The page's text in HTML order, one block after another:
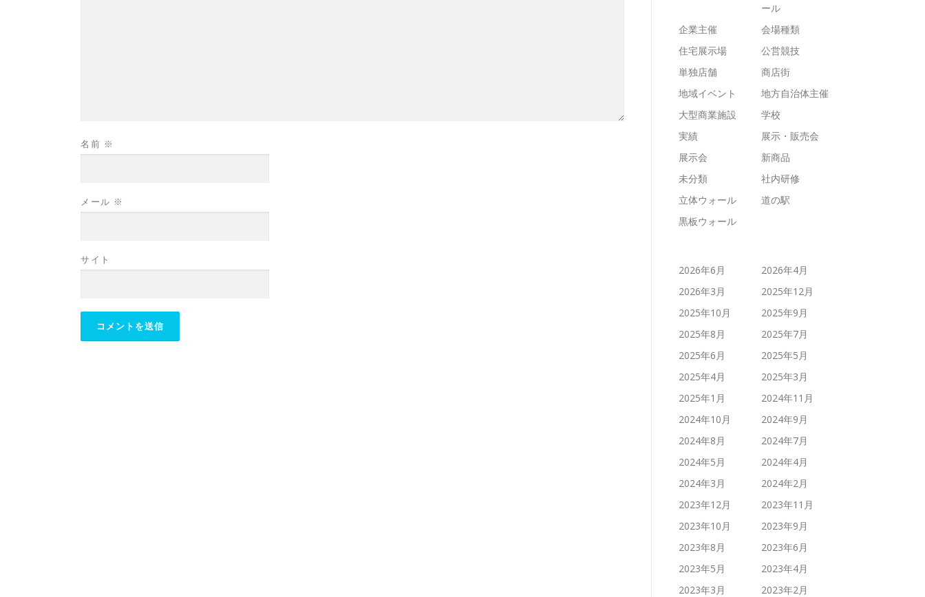
名前 ※
メール ※
サイト
ール
企業主催
会場種類
住宅展示場
公営競技
単独店舗
商店街
地域イベント
地方自治体主催
大型商業施設
学校
実績
展示・販売会
展示会
新商品
未分類
社内研修
立体ウォール
道の駅
黒板ウォール
2026年6月
2026年4月
2026年3月
2025年12月
2025年10月
2025年9月
2025年8月
2025年7月
2025年6月
2025年5月
2025年4月
2025年3月
2025年1月
2024年11月
2024年10月
2024年9月
2024年8月
2024年7月
2024年5月
2024年4月
2024年3月
2024年2月
2023年12月
2023年11月
2023年10月
2023年9月
2023年8月
2023年6月
2023年5月
2023年4月
2023年3月
2023年2月